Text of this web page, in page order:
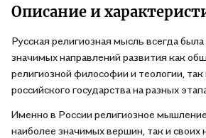
Описание и
Русская религиозная мысль всегда
значимых направлений развития как
религиозной философии и теологии,
российского государства на разных
Именно в России религиозное
наиболее значимых вершин, так и